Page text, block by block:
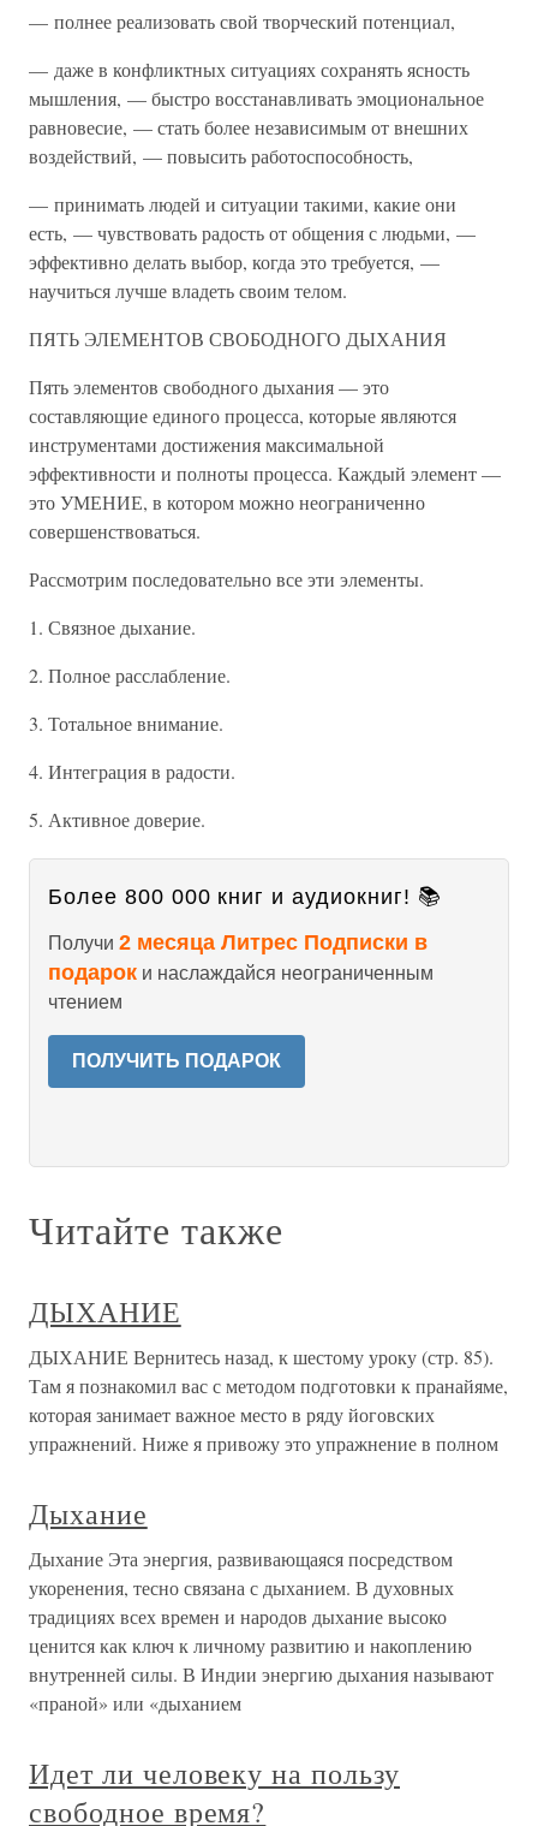
— полнее реализовать свой творческий потенциал,
— даже в конфликтных ситуациях сохранять ясность
мышления, — быстро восстанавливать эмоциональное
равновесие, — стать более независимым от внешних
воздействий, — повысить работоспособность,
— принимать людей и ситуации такими, какие они
есть, — чувствовать радость от общения с людьми, —
эффективно делать выбор, когда это требуется, —
научиться лучше владеть своим телом.
ПЯТЬ ЭЛЕМЕНТОВ СВОБОДНОГО ДЫХАНИЯ
Пять элементов свободного дыхания — это
составляющие единого процесса, которые являются
инструментами достижения максимальной
эффективности и полноты процесса. Каждый элемент —
это УМЕНИЕ, в котором можно неограниченно
совершенствоваться.
Рассмотрим последовательно все эти элементы.
1. Связное дыхание.
2. Полное расслабление.
3. Тотальное внимание.
4. Интеграция в радости.
5. Активное доверие.
Более 800 000 книг и аудиокниг! 📚
Получи 2 месяца Литрес Подписки в
подарок и наслаждайся неограниченным
чтением
ПОЛУЧИТЬ ПОДАРОК
Читайте также
ДЫХАНИЕ
ДЫХАНИЕ Вернитесь назад, к шестому уроку (стр. 85).
Там я познакомил вас с методом подготовки к пранайяме,
которая занимает важное место в ряду йоговских
упражнений. Ниже я привожу это упражнение в полном
Дыхание
Дыхание Эта энергия, развивающаяся посредством
укоренения, тесно связана с дыханием. В духовных
традициях всех времен и народов дыхание высоко
ценится как ключ к личному развитию и накоплению
внутренней силы. В Индии энергию дыхания называют
«праной» или «дыханием
Идет ли человеку на пользу
свободное время?